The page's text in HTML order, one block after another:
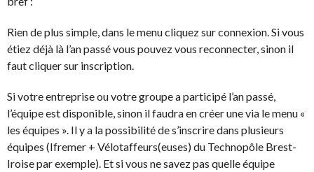
Rien de plus simple, dans le menu cliquez sur connexion. Si vous
étiez déjà là l’an passé vous pouvez vous reconnecter, sinon il
faut cliquer sur inscription.
Si votre entreprise ou votre groupe a participé l’an passé,
l’équipe est disponible, sinon il faudra en créer une via le menu «
les équipes ». Il y a la possibilité de s’inscrire dans plusieurs
équipes (Ifremer + Vélotaffeurs(euses) du Technopôle Brest-
Iroise par exemple). Et si vous ne savez pas quelle équipe